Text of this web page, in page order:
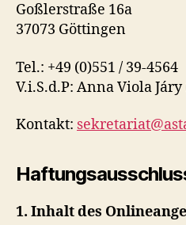
Goßlerstraße 16a
37073 Göttingen
Tel.: +49 (0)551 / 39-4564
V.i.S.d.P: Anna Viola
Kontakt:
1. Inhalt des